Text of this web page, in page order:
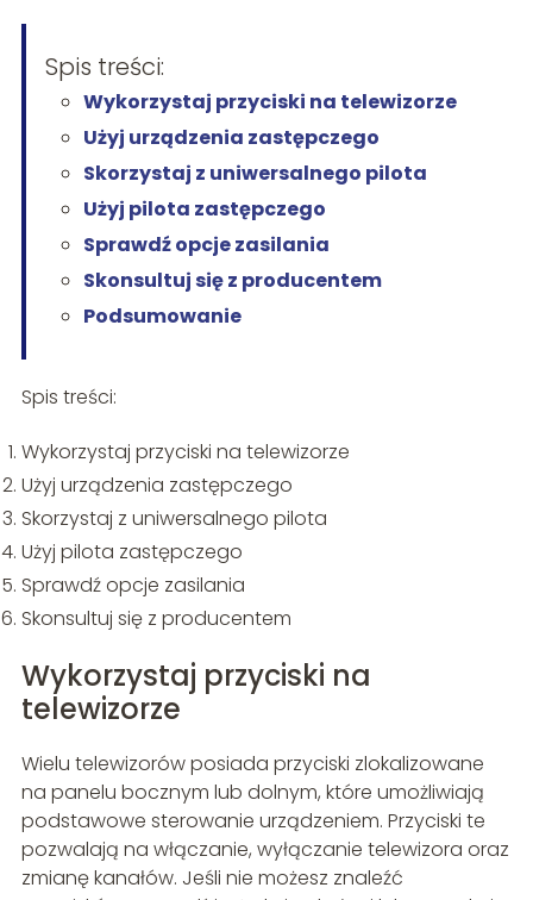
Spis treści:
Wykorzystaj przyciski na telewizorze
Użyj urządzenia zastępczego
Skorzystaj z uniwersalnego pilota
Użyj pilota zastępczego
Sprawdź opcje zasilania
Skonsultuj się z producentem
Podsumowanie
Spis treści:
Wykorzystaj przyciski na telewizorze
Użyj urządzenia zastępczego
Skorzystaj z uniwersalnego pilota
Użyj pilota zastępczego
Sprawdź opcje zasilania
Skonsultuj się z producentem
Wykorzystaj przyciski na
telewizorze
Wielu telewizorów posiada przyciski zlokalizowane
na panelu bocznym lub dolnym, które umożliwiają
podstawowe sterowanie urządzeniem. Przyciski te
pozwalają na włączanie, wyłączanie telewizora oraz
zmianę kanałów. Jeśli nie możesz znaleźć